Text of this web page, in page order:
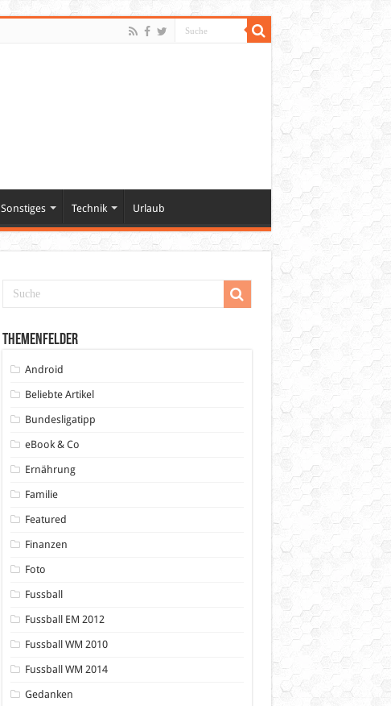
Sonstiges Technik Urlaub
Themenfelder
Android
Beliebte Artikel
Bundesligatipp
eBook & Co
Ernährung
Familie
Featured
Finanzen
Foto
Fussball
Fussball EM 2012
Fussball WM 2010
Fussball WM 2014
Gedanken